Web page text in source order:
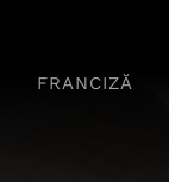
FRANCIZĂ